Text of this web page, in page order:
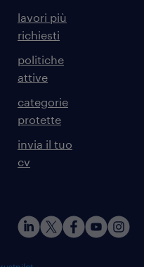
lavori più
richiesti
politiche
attive
categorie
protette
invia il tuo
cv